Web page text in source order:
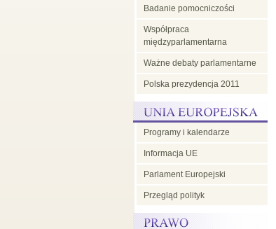
Badanie pomocniczości
Współpraca
międzyparlamentarna
Ważne debaty parlamentarne
Polska prezydencja 2011
Programy i kalendarze
Informacja UE
Parlament Europejski
Przegląd polityk